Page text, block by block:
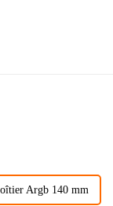
Argb 140 mm